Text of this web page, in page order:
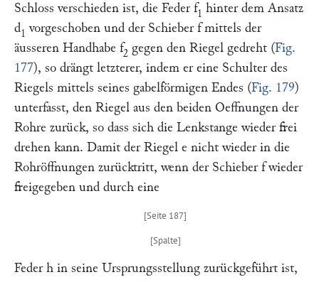
Schloss verschieden ist, die Feder f1 hinter dem Ansatz
d1 vorgeschoben und der Schieber fmittels der
äusseren Handhabe f2 gegen den Riegel gedreht (Fig.
177), so drängt letzterer, indem er eine Schulter des
Riegels mittels seines gabelförmigen Endes (Fig. 179)
unterfasst, den Riegel aus den beiden Oeffnungen der
Rohre zurück, so dass sich die Lenkstange wieder frei
drehen kann. Damit der Riegel e nicht wieder in die
Rohröffnungen zurücktritt, wenn der Schieber fwieder
freigegeben und durch eine
Feder h in seine Ursprungsstellung zurückgeführt ist,